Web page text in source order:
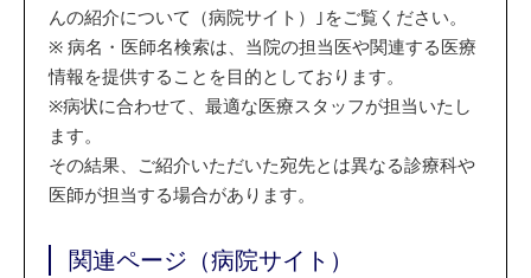
んの紹介について（病院サイト）｣をご覧ください。
※ 病名・医師名検索は、当院の担当医や関連する医療
情報を提供することを目的としております。
※病状に合わせて、最適な医療スタッフが担当いたし
ます。
その結果、ご紹介いただいた宛先とは異なる診療科や
医師が担当する場合があります。
関連ページ（病院サイト）